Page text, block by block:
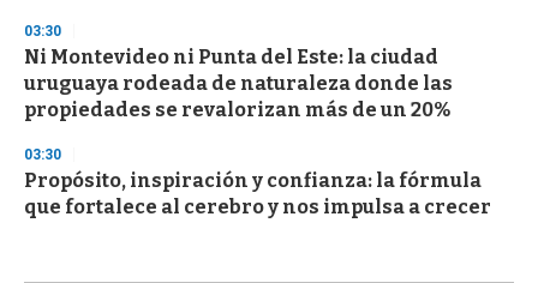
03:30
Ni Montevideo ni Punta del Este: la ciudad
uruguaya rodeada de naturaleza donde las
propiedades se revalorizan más de un 20%
03:30
Propósito, inspiración y confianza: la fórmula
que fortalece al cerebro y nos impulsa a crecer